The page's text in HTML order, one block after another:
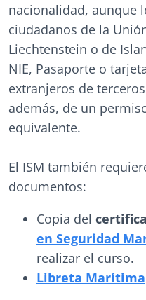
nacionalidad, aunque
ciudadanos de la
Liechtenstein o de
NIE, Pasaporte o
extranjeros de
además, de un
equivalente.
El ISM también
documentos:
Copia del
en Seguridad
realizar el curso.
Libreta Marítima